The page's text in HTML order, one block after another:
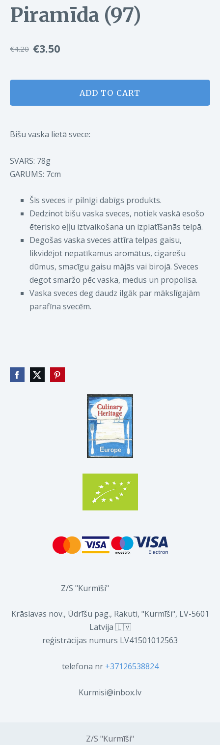
Z/S "Kurmīši"
Krāslavas nov., Ūdrīšu pag., Rakuti, "Kurmīši", LV-5601
Latvija 🇱🇻
reģistrācijas numurs LV41501012563
telefona nr +37126538824
Kurmisi@inbox.lv
Piramīda (97)
€4.20 €3.50
ADD TO CART
Bišu vaska lietā svece:
SVARS: 78g
GARUMS: 7cm
Šīs sveces ir pilnīgi dabīgs produkts.
Dedzinot bišu vaska sveces, notiek vaskā esošo
ēterisko eļļu iztvaikošana un izplatīšanās telpā.
Degošas vaska sveces attīra telpas gaisu,
likvidējot nepatīkamus aromātus, cigarešu
dūmus, smacīgu gaisu mājās vai birojā. Sveces
degot smaržo pēc vaska, medus un propolisa.
Vaska sveces deg daudz ilgāk par mākslīgajām
parafīna svecēm.
Z/S "Kurmīši"